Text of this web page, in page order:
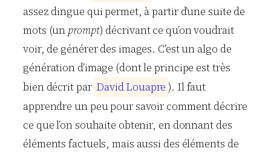
assez dingue qui permet, à partir d’une suite de
mots (un prompt) décrivant ce qu’on voudrait
voir, de générer des images. C’est un algo de
génération d’image (dont le principe est très
bien décrit par DavidLouapre ). Il faut
apprendre un peu pour savoir comment décrire
ce que l’on souhaite obtenir, en donnant des
éléments factuels, mais aussi des éléments de